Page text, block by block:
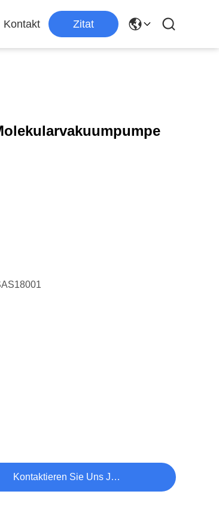
Kontakt Zitat
Kontaktieren Sie Uns Jetzt